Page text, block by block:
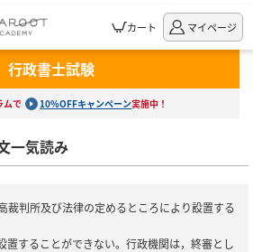
カート マイページ
行政書士試験
ムで 10%OFFキャンペーン実施中！
一気読み
裁判所及び法律の定めるところにより設置する
置することができない。行政機関は，終審とし